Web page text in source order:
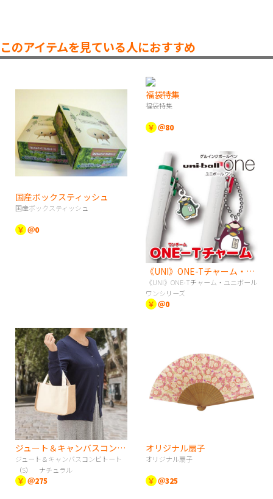
このアイテムを見ている人におすすめ
国産ボックスティッシュ
国産ボックスティッシュ
￥ ＠0
福袋特集
福袋特集
￥ ＠80
《UNI》ONE-Tチャーム・ユニボールワンシリーズ
《UNI》ONE-Tチャーム・ユニボール
ワンシリーズ
￥ ＠0
ジュート＆キャンバスコンビトート（S） ナチュラル
ジュート＆キャンバスコンビトート
（S） ナチュラル
￥ ＠275
オリジナル扇子
オリジナル扇子
￥ ＠325